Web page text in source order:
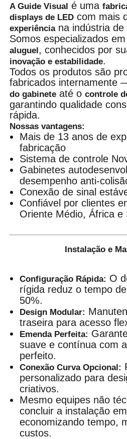
A Guide Visual é uma
displays de LED com mais
experiênciana indústria de
Somos especializados
aluguel , conhecidos por
inovação e estabilidade.
Todos os produtos são
fabricados internamente
do gabinete até ocontrole
garantindo qualidade
rápida.
Nossas vantagens:
Mais de 13 anos de
fabricação
Sistema de controle
Gabinetes
desempenho anti-
Conexão de sinal
Confiável por clientes
Oriente Médio, África e
Instalação e
Configuração Rápida: O
rígida reduz o tempo
50%.
Design Modular:
traseira para acesso
Emenda Perfeita:
suave e contínua com
perfeito.
Conexão Curva Opcional:
personalizado para
criativos.
Mesmo equipes não
concluir a instalação
economizando tempo,
custos.